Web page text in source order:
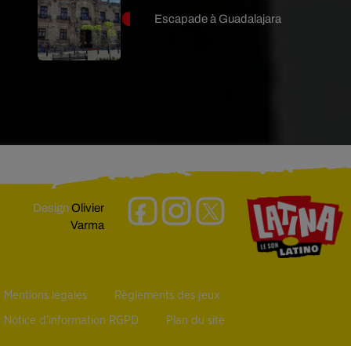
Escapade à Guadalajara
DesignOlivier
Varma
Mentions légales Règlements des jeux
Notice d’information RGPD Plan du site